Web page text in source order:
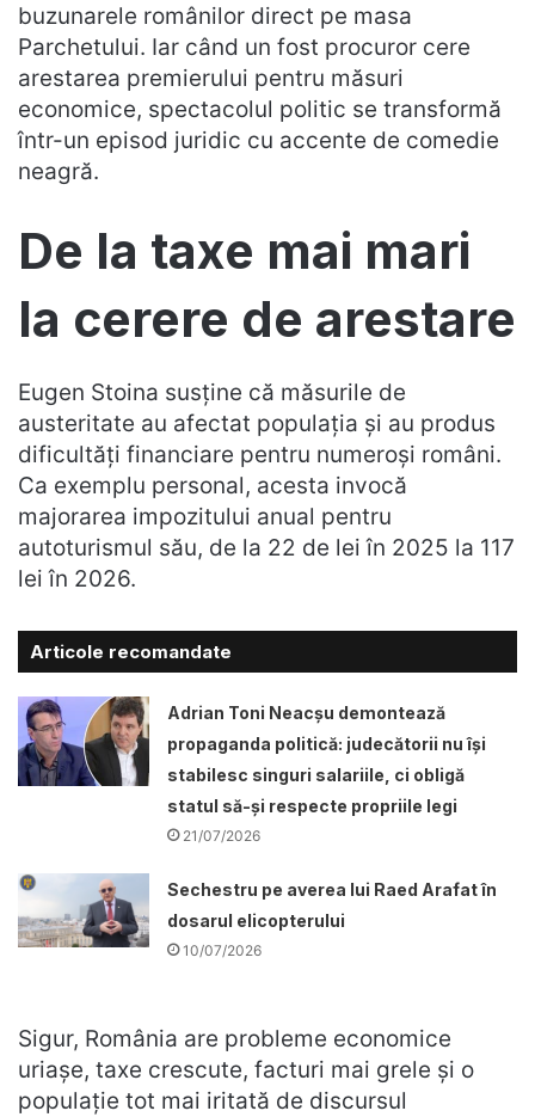
buzunarele românilor direct pe masa
Parchetului. Iar când un fost procuror cere
arestarea premierului pentru măsuri
economice, spectacolul politic se transformă
într-un episod juridic cu accente de comedie
neagră.
De la taxe mai mari
la cerere de arestare
Eugen Stoina susține că măsurile de
austeritate au afectat populația și au produs
dificultăți financiare pentru numeroși români.
Ca exemplu personal, acesta invocă
majorarea impozitului anual pentru
autoturismul său, de la 22 de lei în 2025 la 117
lei în 2026.
Articole recomandate
Adrian Toni Neacșu demontează
propaganda politică: judecătorii nu își
stabilesc singuri salariile, ci obligă
statul să-și respecte propriile legi
21/07/2026
Sechestru pe averea lui Raed Arafat în
dosarul elicopterului
10/07/2026
Sigur, România are probleme economice
uriașe, taxe crescute, facturi mai grele și o
populație tot mai iritată de discursul